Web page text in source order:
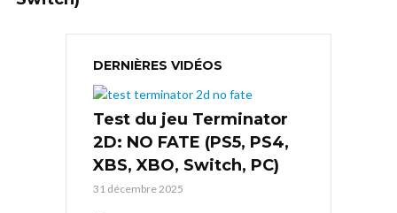
DERNIÈRES VIDÉOS
Test du jeu Terminator
2D: NO FATE (PS5, PS4,
XBS, XBO, Switch, PC)
31 décembre 2025